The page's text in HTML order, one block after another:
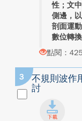
性；文
側邊，
剖面運
數位轉
點閱：
3
不規則波作
討